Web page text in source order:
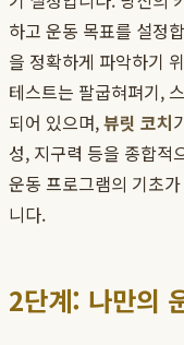
하고 운동 목표를 설정
을 정확하게 파악하기
테스트는 팔굽혀펴기,
되어 있으며,뷰릿 코치
성, 지구력 등을 종합적
운동 프로그램의 기초
니다.
2단계: 나만의